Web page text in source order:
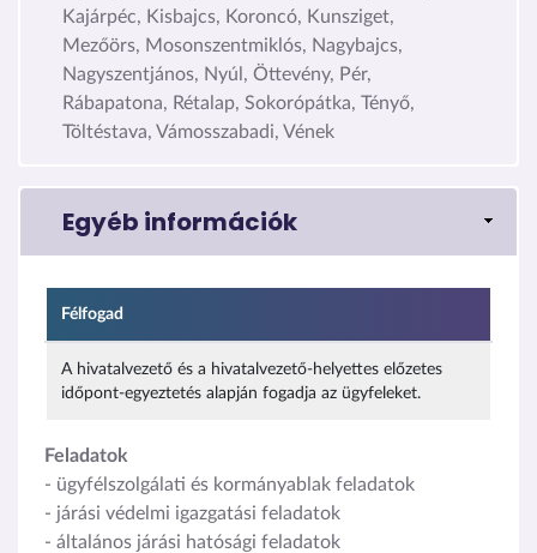
Kajárpéc, Kisbajcs, Koroncó, Kunsziget,
Mezőörs, Mosonszentmiklós, Nagybajcs,
Nagyszentjános, Nyúl, Öttevény, Pér,
Rábapatona, Rétalap, Sokorópátka, Tényő,
Töltéstava, Vámosszabadi, Vének
Egyéb információk
Félfogad
A hivatalvezető és a hivatalvezető-helyettes előzetes
időpont-egyeztetés alapján fogadja az ügyfeleket.
Feladatok
- ügyfélszolgálati és kormányablak feladatok
- járási védelmi igazgatási feladatok
- általános járási hatósági feladatok